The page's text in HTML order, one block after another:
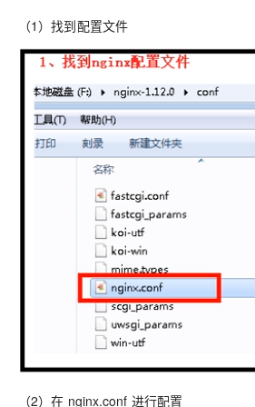
（1）找到配置文件
（2）在 nginx.conf 进行配置